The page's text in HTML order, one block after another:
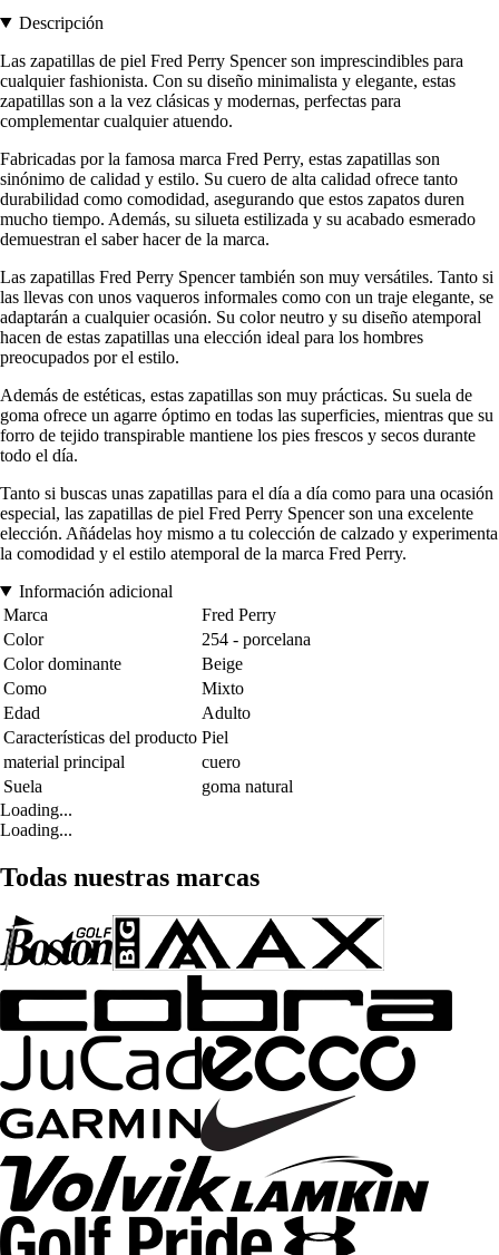
Descripción
Las zapatillas de piel Fred Perry Spencer son imprescindibles para
cualquier fashionista. Con su diseño minimalista y elegante, estas
zapatillas son a la vez clásicas y modernas, perfectas para
complementar cualquier atuendo.
Fabricadas por la famosa marca Fred Perry, estas zapatillas son
sinónimo de calidad y estilo. Su cuero de alta calidad ofrece tanto
durabilidad como comodidad, asegurando que estos zapatos duren
mucho tiempo. Además, su silueta estilizada y su acabado esmerado
demuestran el saber hacer de la marca.
Las zapatillas Fred Perry Spencer también son muy versátiles. Tanto si
las llevas con unos vaqueros informales como con un traje elegante, se
adaptarán a cualquier ocasión. Su color neutro y su diseño atemporal
hacen de estas zapatillas una elección ideal para los hombres
preocupados por el estilo.
Además de estéticas, estas zapatillas son muy prácticas. Su suela de
goma ofrece un agarre óptimo en todas las superficies, mientras que su
forro de tejido transpirable mantiene los pies frescos y secos durante
todo el día.
Tanto si buscas unas zapatillas para el día a día como para una ocasión
especial, las zapatillas de piel Fred Perry Spencer son una excelente
elección. Añádelas hoy mismo a tu colección de calzado y experimenta
la comodidad y el estilo atemporal de la marca Fred Perry.
Información adicional
Marca
Fred Perry
Color
254 - porcelana
Color dominante
Beige
Como
Mixto
Edad
Adulto
Características del producto Piel
material principal
cuero
Suela
goma natural
Loading...
Loading...
Todas nuestras marcas